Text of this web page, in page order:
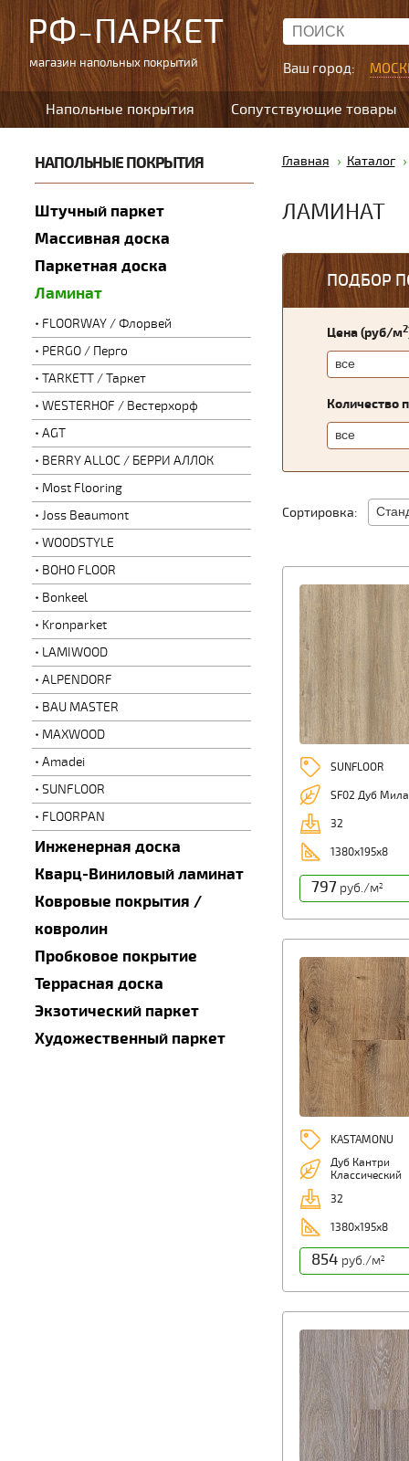
РФ-ПАРКЕТ
магазин напольных покрытий Ваш город:
Напольные покрытия Сопутствующие товары
НАПОЛЬНЫЕ ПОКРЫТИЯ
Штучный паркет
Массивная доска
Паркетная доска
Ламинат
FLOORWAY / Флорвей
PERGO / Перго
TARKETT / Таркет
WESTERHOF / Вестерхорф
AGT
BERRY ALLOC / БЕРРИ АЛЛОК
Most Flooring
Joss Beaumont
WOODSTYLE
BOHO FLOOR
Bonkeel
Kronparket
LAMIWOOD
ALPENDORF
BAU MASTER
MAXWOOD
Amadei
SUNFLOOR
FLOORPAN
Инженерная доска
Кварц-Виниловый ламинат
Ковровые покрытия /
ковролин
Пробковое покрытие
Террасная доска
Экзотический паркет
Художественный паркет
Главная Каталог
ЛАМИНАТ
ПОДБОР
Цена (руб/м2
Количество
Сортировка:
SUNFLOOR
SF02 Дуб
32
1380х195х8
797 руб./м2
KASTAMONU
Дуб Кантри
Классический
32
1380х195х8
854 руб./м2